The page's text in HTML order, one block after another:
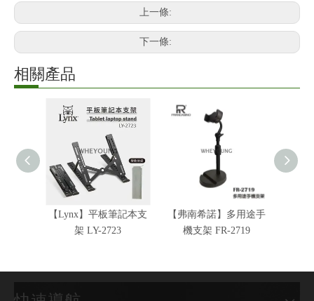
上一條:
下一條:
相關產品
【Lynx】平板筆記本支
架 LY-2723
【弗南希諾】多用途手
機支架 FR-2719